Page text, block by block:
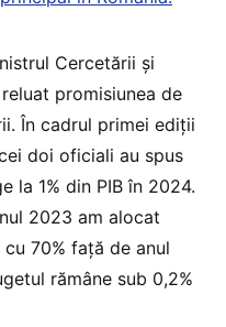
Cercetării și
promisiunea de
În cadrul primei ediții
doi oficiali au spus
la 1% din PIB în 2024.
2023 am alocat
70% față de anul
rămâne sub 0,2%